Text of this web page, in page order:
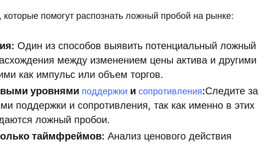
которые помогут распознать ложный пробой на рынке:
Один из способов выявить потенциальный ложный
между изменением цены актива и другими
как импульс или объем торгов.
уровнями поддержки и сопротивления:Следите за
поддержки и сопротивления, так как именно в этих
ложный пробои.
таймфреймов: Анализ ценового действия